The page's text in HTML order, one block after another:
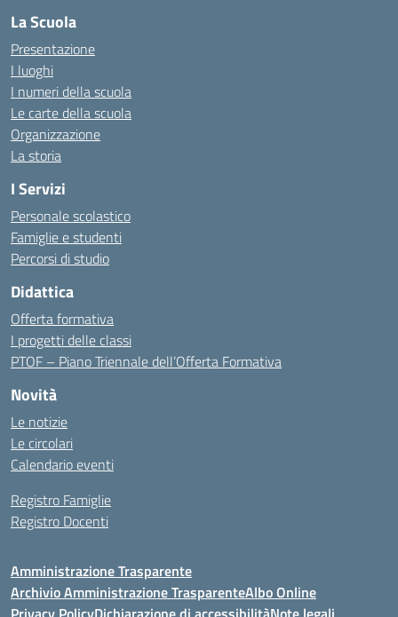
La Scuola
Presentazione
I luoghi
I numeri della scuola
Le carte della scuola
Organizzazione
La storia
I Servizi
Personale scolastico
Famiglie e studenti
Percorsi di studio
Didattica
Offerta formativa
I progetti delle classi
PTOF – Piano Triennale dell’Offerta Formativa
Novità
Le notizie
Le circolari
Calendario eventi
Registro Famiglie
Registro Docenti
Amministrazione Trasparente
Archivio Amministrazione TrasparenteAlbo Online